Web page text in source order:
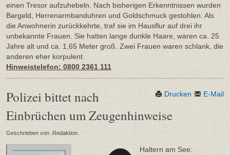
einen Tresor aufzuhebeln. Nach bisherigen Erkenntnissen wurden
Bargeld, Herrenarmbanduhren und Goldschmuck gestohlen. Als
die Anwohnerin zurückkehrte, traf sie im Hausflur auf drei ihr
unbekannte Frauen. Sie hatten lange dunkle Haare, waren ca. 25
Jahre alt und ca. 1,65 Meter groß. Zwei Frauen waren schlank, die
anderen eher korpulent.
Hinweistelefon: 0800 2361 111
E-Mail
Drucken
Polizei bittet nach
Einbrüchen um Zeugenhinweise
Geschrieben von .Redaktion.
Haltern am See: